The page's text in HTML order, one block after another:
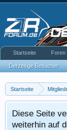
Startseite
Diese Seite
weiterhin auf
Startseite Foren
Derzeitige Besucher